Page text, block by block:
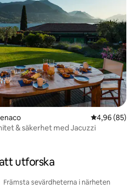
4,96 av 5 i
4,96 (85)
intimitet & säkerhet med Jacuzzi
utforska
Främsta sevärdheterna i närheten